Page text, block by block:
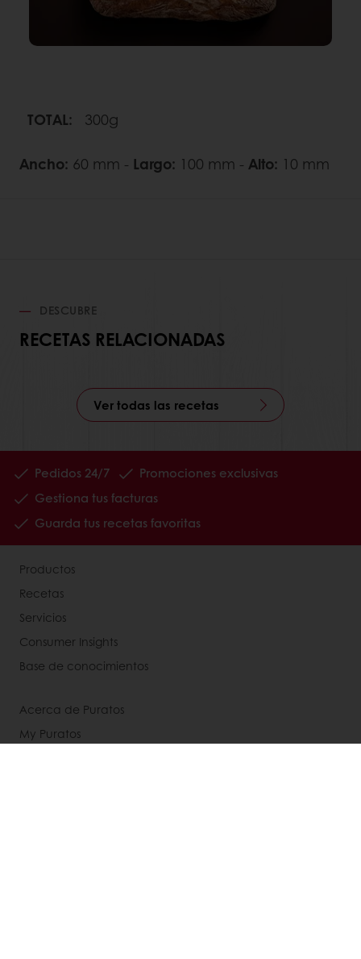
TOTAL: 300g
Ancho: 60 mm - Largo: 100 mm - Alto: 10 mm
DESCUBRE
RECETAS RELACIONADAS
Ver todas las recetas
Pedidos 24/7
Promociones exclusivas
Gestiona tus facturas
Guarda tus recetas favoritas
Productos
Recetas
Servicios
Consumer Insights
Base de conocimientos
Acerca de Puratos
My Puratos